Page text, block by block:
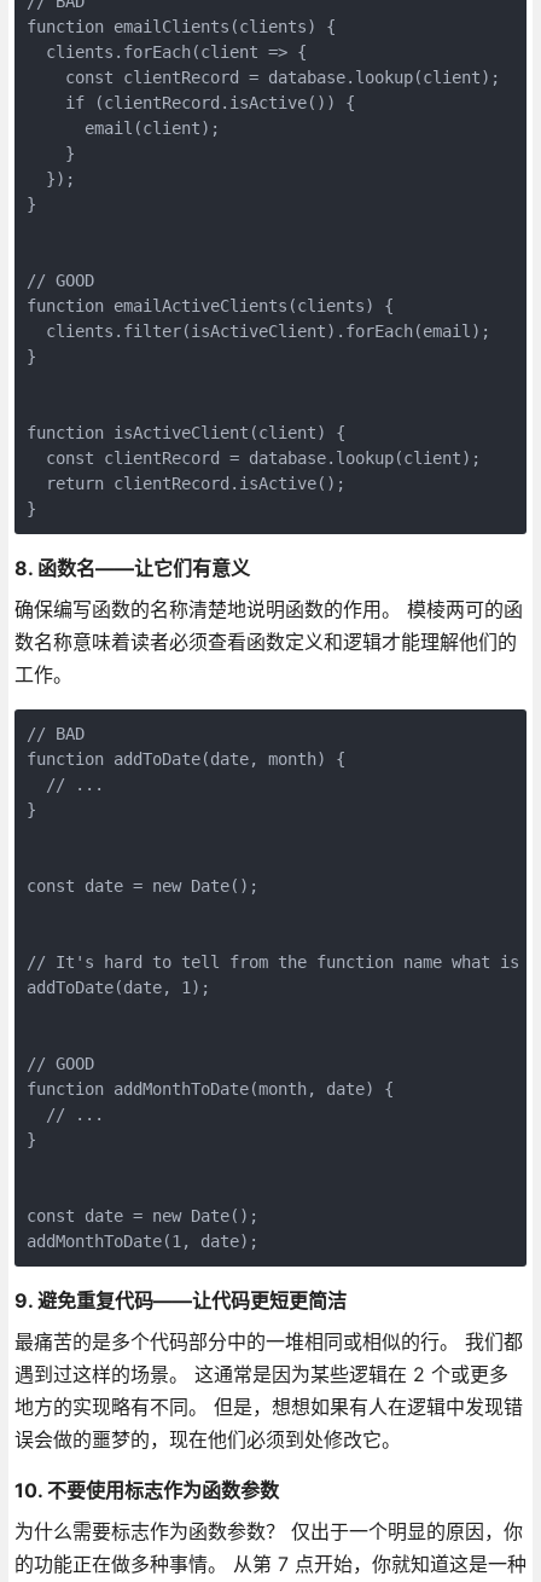
function emailClients(clients) {
  clients.forEach(client => {
    const clientRecord = database.lookup(client);
    if (clientRecord.isActive()) {
      email(client);
    }
  });
}
// GOOD
function emailActiveClients(clients) {
  clients.filter(isActiveClient).forEach(email);
}
function isActiveClient(client) {
  const clientRecord = database.lookup(client);
  return clientRecord.isActive();
}
8. 函数名——让它们有意义
确保编写函数的名称清楚地说明函数的作用。 模棱两可的函
数名称意味着读者必须查看函数定义和逻辑才能理解他们的
工作。
// BAD
function addToDate(date, month) {
  // ...
}
const date = new Date();
// It's hard to tell from the function name what is
addToDate(date, 1);
// GOOD
function addMonthToDate(month, date) {
  // ...
}
const date = new Date();
addMonthToDate(1, date);
9. 避免重复代码——让代码更短更简洁
最痛苦的是多个代码部分中的一堆相同或相似的行。 我们都
遇到过这样的场景。 这通常是因为某些逻辑在 2 个或更多
地方的实现略有不同。 但是，想想如果有人在逻辑中发现错
误会做的噩梦的，现在他们必须到处修改它。
10. 不要使用标志作为函数参数
为什么需要标志作为函数参数？ 仅出于一个明显的原因，你
的功能正在做多种事情。 从第 7 点开始，你就知道这是一种